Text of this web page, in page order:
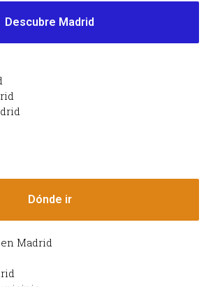
Descubre Madrid
Dónde ir
Madrid